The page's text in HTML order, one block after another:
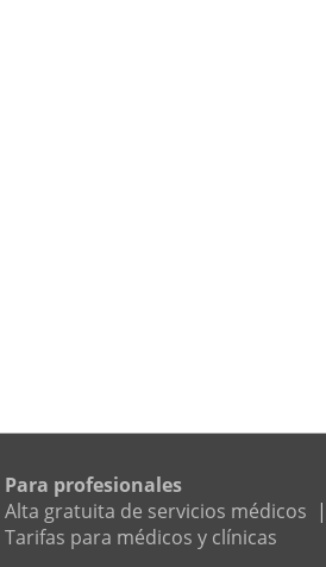
Para profesionales
Alta gratuita de servicios médicos |
Tarifas para médicos y clínicas